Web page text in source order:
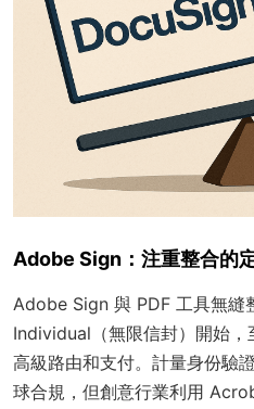
Adobe Sign：注重整合的
Adobe Sign 與 PDF 工具無縫
Individual（無限信封）開始
高級路由和支付。計量身份驗
球合規，但創意行業利用